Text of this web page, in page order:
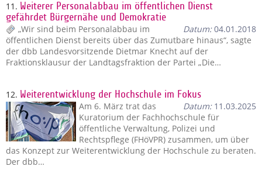
11. Weiterer Personalabbau im öffentlichen Dienst
gefährdet Bürgernähe und Demokratie
Datum:04.01.2018
„Wir sind beim Personalabbau im
öffentlichen Dienst bereits über das Zumutbare hinaus“, sagte
der dbb Landesvorsitzende Dietmar Knecht auf der
Fraktionsklausur der Landtagsfraktion der Partei „Die…
12. Weiterentwicklung der Hochschule im Fokus
Datum:11.03.2025
Am 6. März trat das
Kuratorium der Fachhochschule für
öffentliche Verwaltung, Polizei und
Rechtspflege (FHöVPR) zusammen, um über
das Konzept zur Weiterentwicklung der Hochschule zu beraten.
Der dbb…